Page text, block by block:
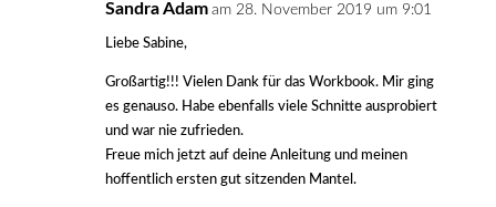
Sandra Adam am 28. November 2019 um 9:01
Liebe Sabine,
Großartig!!! Vielen Dank für das Workbook. Mir ging
es genauso. Habe ebenfalls viele Schnitte ausprobiert
und war nie zufrieden.
Freue mich jetzt auf deine Anleitung und meinen
hoffentlich ersten gut sitzenden Mantel.